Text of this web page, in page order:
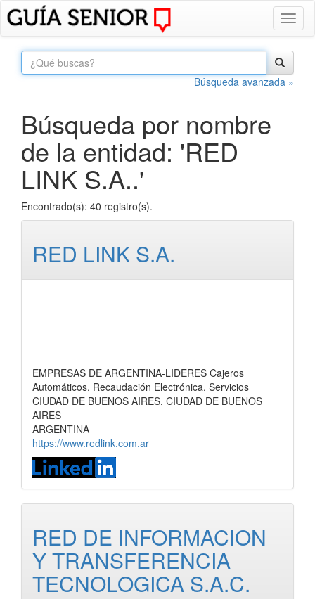
Búsqueda avanzada »
Búsqueda por nombre
de la entidad: 'RED
LINK S.A..'
Encontrado(s): 40 registro(s).
RED LINK S.A.
EMPRESAS DE ARGENTINA-LIDERES Cajeros
Automáticos, Recaudación Electrónica, Servicios
CIUDAD DE BUENOS AIRES, CIUDAD DE BUENOS
AIRES
ARGENTINA
https://www.redlink.com.ar
RED DE INFORMACION
Y TRANSFERENCIA
TECNOLOGICA S.A.C.